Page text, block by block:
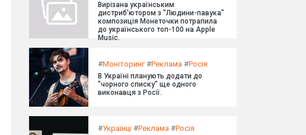
Вирізана українським
дистриб'ютором з "Людини-павука"
композиція Монеточки потрапила
до українського топ-100 на Apple
Music.
#Моніторинг#Реклама #Росія
В Україні планують додати до
"чорного списку" ще одного
виконавця з Росії.
#Українці #Реклама #Росія